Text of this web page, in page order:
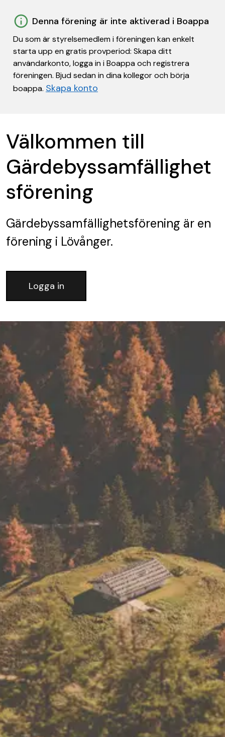
Denna förening är inte aktiverad i Boappa
Du som är styrelsemedlem i föreningen kan enkelt
starta upp en gratis provperiod: Skapa ditt
användarkonto, logga in i Boappa och registrera
föreningen. Bjud sedan in dina kollegor och börja
boappa. Skapa konto
Välkommen till
Gärdebyssamfällighet
sförening
Gärdebyssamfällighetsförening är en
förening i Lövånger.
Logga in